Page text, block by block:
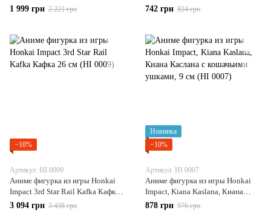
0011)
1 999 грн 2 221 грн
Каслана, 17.5 см (HI 0010)
742 грн 824 грн
−10%
Артикул: HI 0009
Аниме фигурка из игры Honkai
Impact 3rd Star Rail Kafka Кафка
26 см (HI 0009)
3 094 грн 3 438 грн
Новинка
−10%
Артикул: HI 0007
Аниме фигурка из игры Honkai
Impact, Kiana Kaslana, Киана
Каслана с кошачьими ушками, 9
878 грн 976 грн